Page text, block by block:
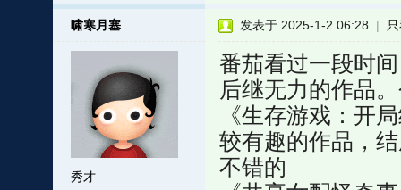
啸寒月塞
秀才
发表于 2025-1-2 06:28 |
番茄看过一段时
后继无力的作品
《生存游戏：开
较有趣的作品，
不错的